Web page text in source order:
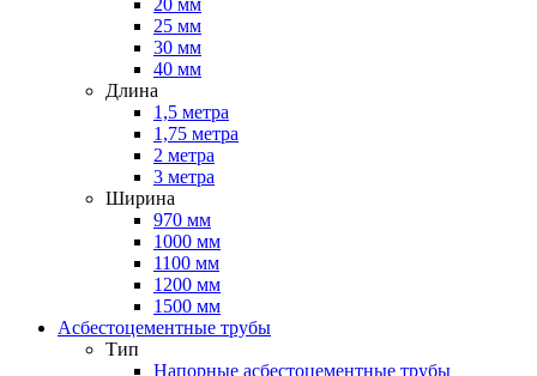
20 мм
25 мм
30 мм
40 мм
Длина
1,5 метра
1,75 метра
2 метра
3 метра
Ширина
970 мм
1000 мм
1100 мм
1200 мм
1500 мм
Асбестоцементные трубы
Тип
Напорные асбестоцементные трубы